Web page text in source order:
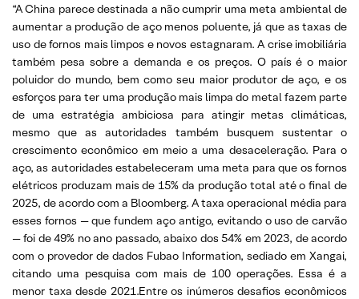
“A China parece destinada a não cumprir uma meta ambiental de
aumentar a produção de aço menos poluente, já que as taxas de
uso de fornos mais limpos e novos estagnaram. A crise imobiliária
também pesa sobre a demanda e os preços. O país é o maior
poluidor do mundo, bem como seu maior produtor de aço, e os
esforços para ter uma produção mais limpa do metal fazem parte
de uma estratégia ambiciosa para atingir metas climáticas,
mesmo que as autoridades também busquem sustentar o
crescimento econômico em meio a uma desaceleração. Para o
aço, as autoridades estabeleceram uma meta para que os fornos
elétricos produzam mais de 15% da produção total até o final de
2025, de acordo com a Bloomberg. A taxa operacional média para
esses fornos — que fundem aço antigo, evitando o uso de carvão
— foi de 49% no ano passado, abaixo dos 54% em 2023, de acordo
com o provedor de dados Fubao Information, sediado em Xangai,
citando uma pesquisa com mais de 100 operações. Essa é a
menor taxa desde 2021.Entre os inúmeros desafios econômicos